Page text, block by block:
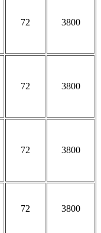
72 3800
72 3800
72 3800
72 3800